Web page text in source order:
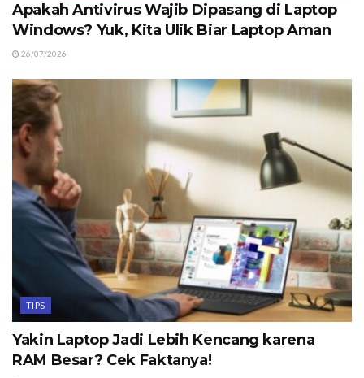
Apakah Antivirus Wajib Dipasang di Laptop
Windows? Yuk, Kita Ulik Biar Laptop Aman
26/07/2026
TIPS
Yakin Laptop Jadi Lebih Kencang karena
RAM Besar? Cek Faktanya!